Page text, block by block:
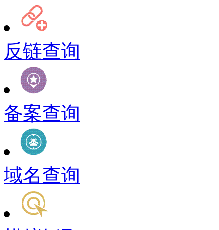
反链查询
备案查询
域名查询